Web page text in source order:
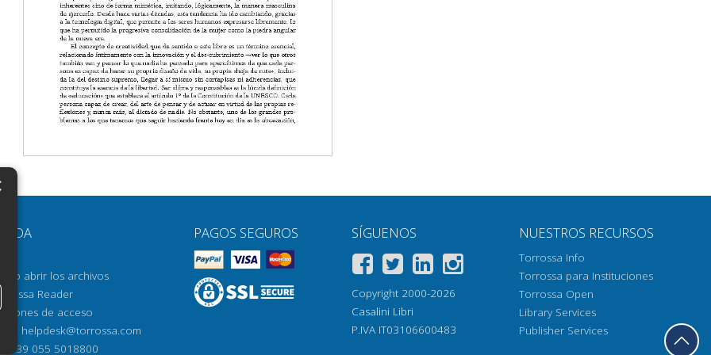
AYUDA
abrir los archivos
Reader
de acceso
helpdesk@torrossa.com
+39 055 5018800
PAGOS SEGUROS SÍGUENOS
Copyright 2000-2026
Casalini Libri
P.IVA IT03106600483
NUESTROS RECURSOS
Torrossa Info
Torrossa para Instituciones
Torrossa Open
Library Services
Publisher Services